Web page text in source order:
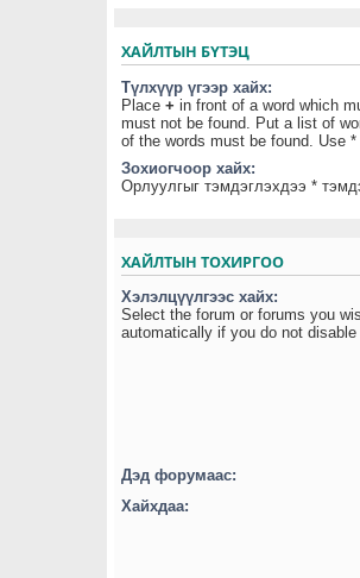
ХАЙЛТЫН БҮТЭЦ
Түлхүүр үгээр хайх:
Place + in front of a word which
must not be found. Put a list of
of the words must be found. Use
Зохиогчоор хайх:
Орлуулгыг тэмдэглэхдээ *
ХАЙЛТЫН ТОХИРГОО
Хэлэлцүүлгээс хайх:
Select the forum or forums you
automatically if you do not disable
Дэд форумаас:
Хайхдаа: